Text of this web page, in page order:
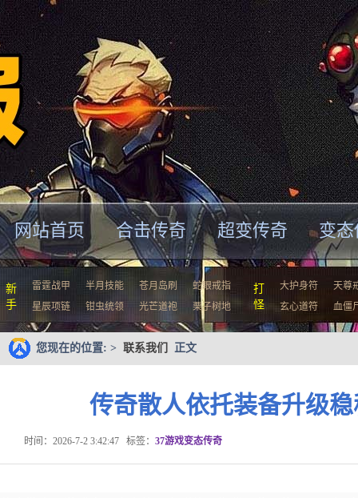
网站首页 合击传奇 超变传奇 变
新
手
雷霆战甲 半月技能 苍月岛刷
蛇眼戒指
星辰项链
钳虫统领 光芒道袍 栗子树地
打
怪
大护身符
天尊
玄心道符
血僵
您现在的位置: > 联系我们 正文
传奇散人依托装备升级
时间：2026-7-2 3:42:47 标签： 37游戏变态传奇